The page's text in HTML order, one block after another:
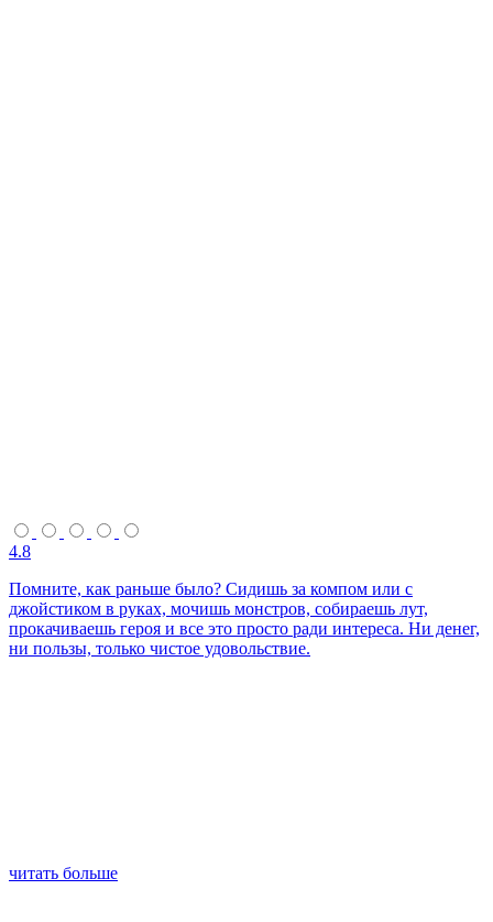
4.8
Помните, как раньше было? Сидишь за компом или с
джойстиком в руках, мочишь монстров, собираешь лут,
прокачиваешь героя и все это просто ради интереса. Ни денег,
ни пользы, только чистое удовольствие.
читать больше